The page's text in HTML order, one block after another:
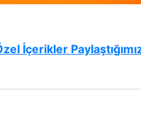
İçerikler